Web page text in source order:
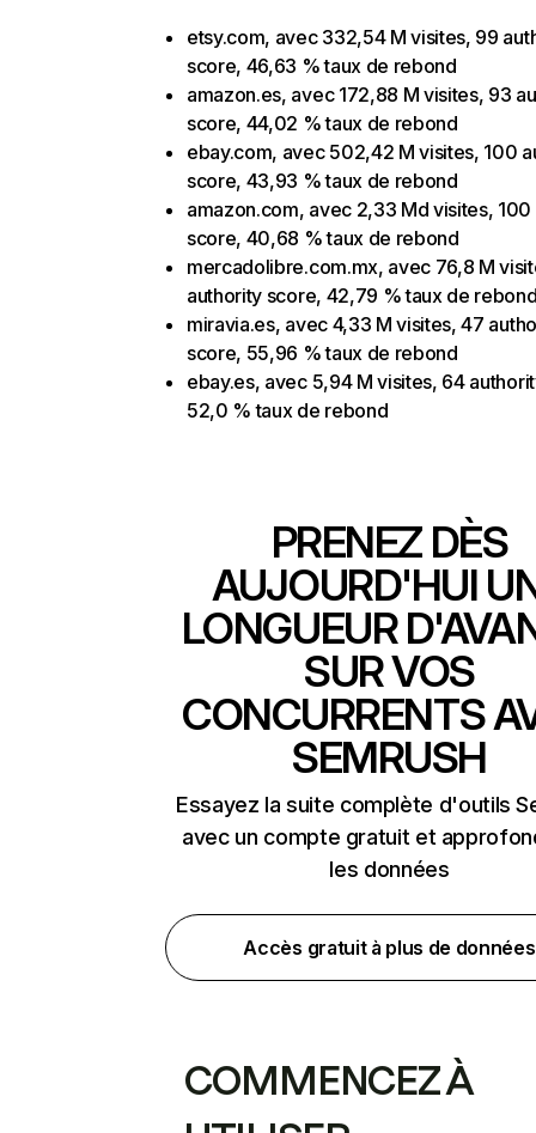
etsy.com, avec 332,54 M visites, 99
score, 46,63 % taux de rebond
amazon.es, avec 172,88 M visites, 93
score, 44,02 % taux de rebond
ebay.com, avec 502,42 M visites, 100
score, 43,93 % taux de rebond
amazon.com, avec 2,33 Md visites,
score, 40,68 % taux de rebond
mercadolibre.com.mx, avec 76,8 M
authority score, 42,79 % taux de
miravia.es, avec 4,33 M visites, 47
score, 55,96 % taux de rebond
ebay.es, avec 5,94 M visites, 64
52,0 % taux de rebond
PRENEZ DÈS
AUJOURD'HUI
LONGUEUR
SUR VOS
CONCURRENTS
SEMRUSH
Essayez la suite complète d'outils
avec un compte gratuit et
les données
Accès gratuit à plus de données
COMMENCEZ À